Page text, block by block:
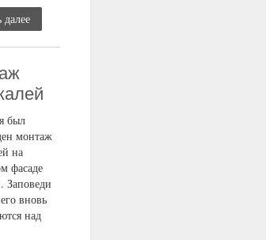
далее
был
монтаж
на
фасаде
Заповеди
вновь
над